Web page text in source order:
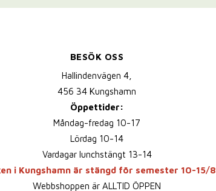
BESÖK OSS
Hallindenvägen 4,
456 34 Kungshamn
Öppettider:
Måndag-fredag 10-17
Lördag 10-14
Vardagar lunchstängt 13-14
i Kungshamn är stängd för semester 10-15/8
Webbshoppen är ALLTID ÖPPEN